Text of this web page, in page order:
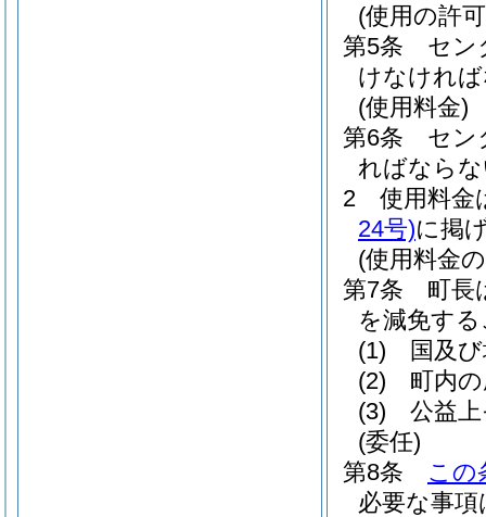
(使用の許
第5条
セン
けなけれ
(使用料金)
第6条
セン
ればなら
2
使用料金
24号)に掲
(使用料金
第7条
町長
を減免す
(1)
国及
(2)
町内
(3)
公益
(委任)
第8条
この
必要な事